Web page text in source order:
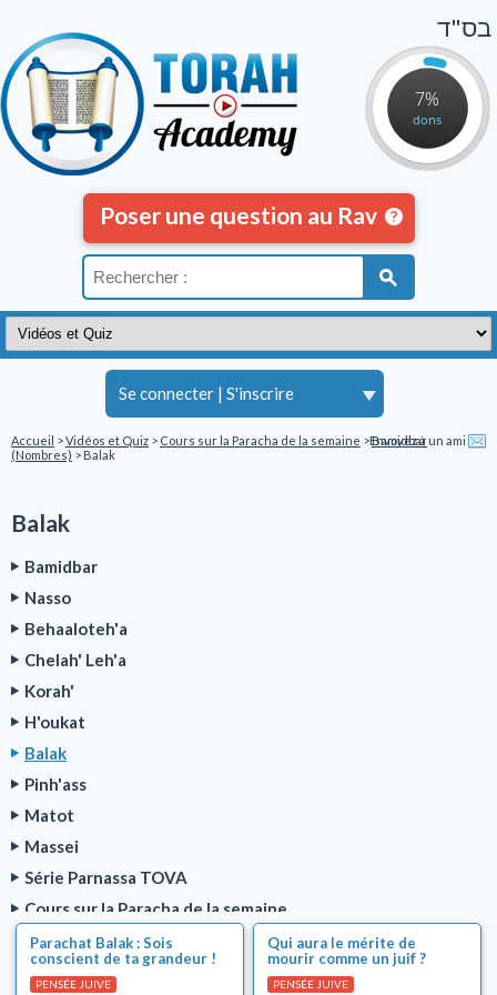
7%
dons
Se connecter | S'inscrire
בס"ד
Poser une question au Rav
Accueil >Vidéos et Quiz > Cours sur la Paracha de la semaine >Bamidbar
(Nombres) > Balak
Envoyez à un ami
Balak
Bamidbar
Nasso
Behaaloteh'a
Chelah' Leh'a
Korah'
H'oukat
Balak
Pinh'ass
Matot
Massei
Série Parnassa TOVA
Cours sur la Paracha de la semaine
Sujets brûlants de l'actualité juive
Machia'h et fin des temps
Parachat Balak : Sois
conscient de ta grandeur !
PENSÉE JUIVE
Qui aura le mérite de
mourir comme un juif ?
PENSÉE JUIVE